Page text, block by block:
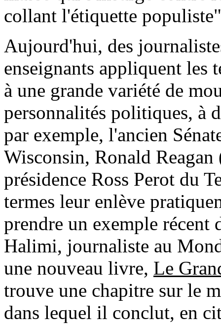
collant l'étiquette
Aujourd'hui, des
enseignants appliquent les
à une grande variété de
personnalités politiques, à
par exemple, l'ancien
Wisconsin, Ronald
présidence Ross Perot du
termes leur enlève
prendre un exemple récent
Halimi, journaliste au
une nouveau livre, Le
trouve une chapitre sur le
dans lequel il conclut, en